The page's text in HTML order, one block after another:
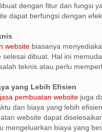
dengan fitur dan fungsi
dapat berfungsi dengan
website biasanya
selesai dibuat. Hal ini
teknis atau perlu
yang Lebih Efisien
jasa pembuatan website juga
dan biaya yang lebih
website dapat
mengeluarkan biaya yang